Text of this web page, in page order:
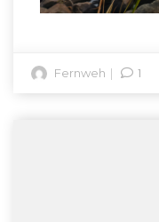
Fernweh 1